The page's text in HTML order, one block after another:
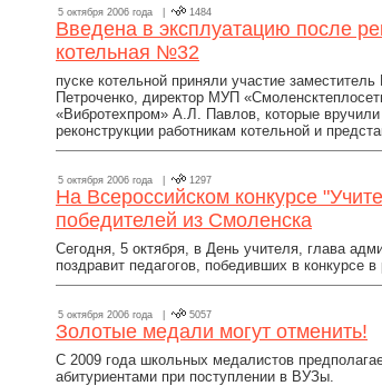
5 октября 2006 года | 1484
Введена в эксплуатацию после
котельная №32
пуске котельной приняли участие
Петроченко, директор МУП
«Вибротехпром» А.Л. Павлов, которые
реконструкции работникам котельной и
5 октября 2006 года | 1297
На Всероссийском конкурсе
победителей из Смоленска
Сегодня, 5 октября, в День учителя, глава
поздравит педагогов, победивших в конкурсе в
5 октября 2006 года | 5057
Золотые медали могут отменить!
C 2009 года школьных медалистов
абитуриентами при поступлении в ВУЗы.